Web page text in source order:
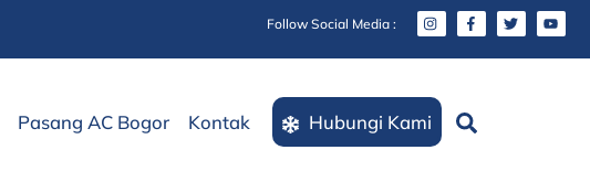
Follow Social Media :
Pasang AC Bogor Kontak Hubungi Kami